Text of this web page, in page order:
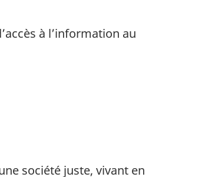
à l’information au
société juste, vivant en